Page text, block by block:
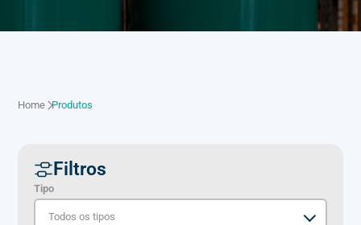
Home Produtos
Filtros
Tipo